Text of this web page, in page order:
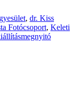
, dr. Kiss
Fotócsoport, Keleti